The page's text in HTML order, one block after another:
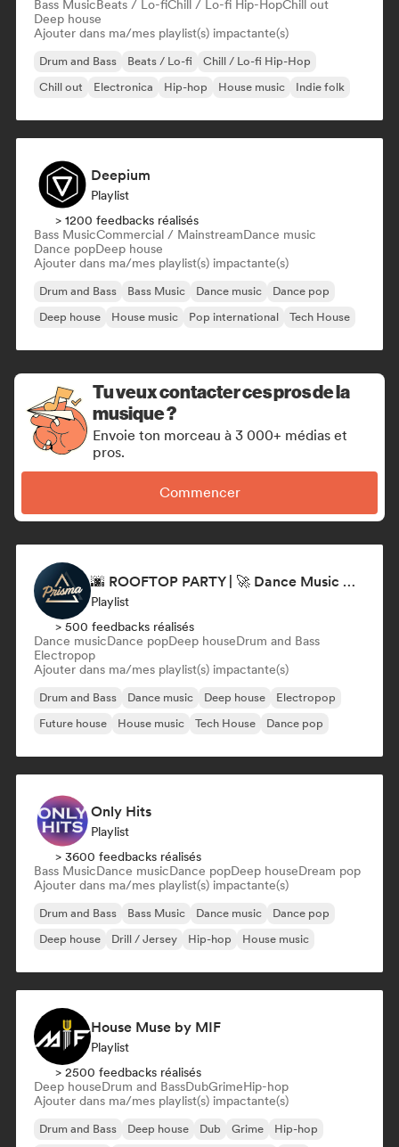
Bass MusicBeats / Lo-fiChill / Lo-fi Hip-HopChill out
Deep house
Ajouter dans ma/mes playlist(s) impactante(s)
Drum and Bass Beats / Lo-fi
Chill / Lo-fi Hip-Hop
Chill out
Electronica Hip-hop House music Indie folk
Deepium
Playlist
> 1200 feedbacks réalisés
Bass MusicCommercial / MainstreamDance music
Dance popDeep house
Ajouter dans ma/mes playlist(s) impactante(s)
Drum and Bass Bass Music Dance music
Dance pop
Deep house
House music Pop international Tech House
Tu veux contacter ces pros de la
musique ?
Envoie ton morceau à 3 000+ médias et
pros.
Commencer
🌆 ROOFTOP PARTY | 🚀 Dance Music Mix 2026 by Prisma Records
Playlist
> 500 feedbacks réalisés
Dance musicDance popDeep houseDrum and Bass
Electropop
Ajouter dans ma/mes playlist(s) impactante(s)
Drum and Bass Dance music Deep house
Electropop
Future house
House music Tech House Dance pop
Only Hits
Playlist
> 3600 feedbacks réalisés
Bass MusicDance musicDance popDeep houseDream pop
Ajouter dans ma/mes playlist(s) impactante(s)
Drum and Bass Bass Music Dance music
Dance pop
Deep house
Drill / Jersey Hip-hop House music
House Muse by MIF
Playlist
> 2500 feedbacks réalisés
Deep houseDrum and BassDubGrimeHip-hop
Ajouter dans ma/mes playlist(s) impactante(s)
Drum and Bass Deep house Dub Grime
Hip-hop